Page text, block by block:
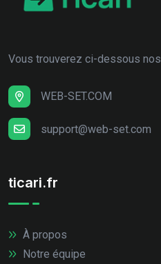
Vous trouverez ci-dessous
WEB-SET.COM
support@web-set.com
ticari.fr
À propos
Notre équipe